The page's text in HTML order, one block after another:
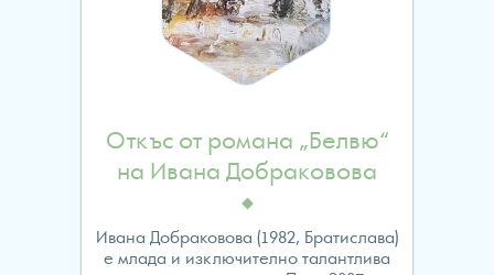
property
"name"
on
null
Откъс от романа „Белвю“
на Ивана Добраковова
Ивана Добраковова (1982, Братислава)
е млада и изключително талантлива